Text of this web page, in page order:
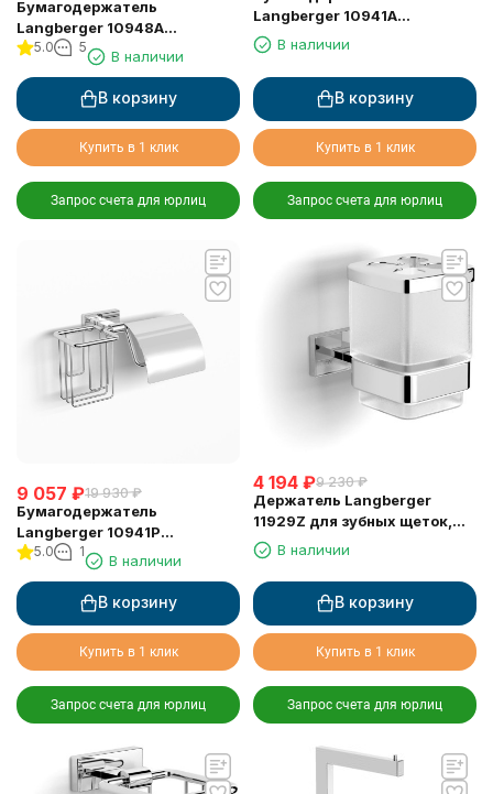
Бумагодержатель
Langberger 10948A
туалетной бумаги
вертикальный
5.0 5
В наличии
В корзину
Купить в 1 клик
Запрос счета для юрлиц
Langberger 10941A
туалетной бумаги с
крышкой
В наличии
В корзину
Купить в 1 клик
Запрос счета для юрлиц
9 057 ₽19 930 ₽
Бумагодержатель
Langberger 10941P
туалетной бумаги с
крышкой и освежителем
воздуха
5.0 1
В наличии
В корзину
Купить в 1 клик
Запрос счета для юрлиц
4 194 ₽9 230 ₽
Держатель Langberger
11929Z для зубных щеток,
подвесной стеклянный
стакан
В наличии
В корзину
Купить в 1 клик
Запрос счета для юрлиц